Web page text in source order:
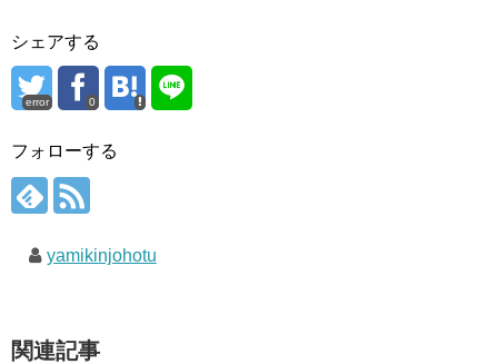
シェアする
error 0
フォローする
yamikinjohotu
関連記事